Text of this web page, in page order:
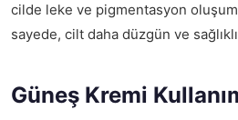
cilde leke ve pigmentasyon
sayede, cilt daha düzgün ve
Güneş Kremi